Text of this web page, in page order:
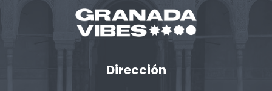
Dirección